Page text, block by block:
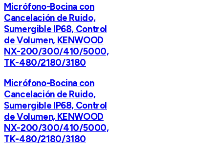
Micrófono-Bocina con
Cancelación de Ruido,
Sumergible IP68, Control
de Volumen, KENWOOD
NX-200/300/410/5000,
TK-480/2180/3180
Micrófono-Bocina con
Cancelación de Ruido,
Sumergible IP68, Control
de Volumen, KENWOOD
NX-200/300/410/5000,
TK-480/2180/3180